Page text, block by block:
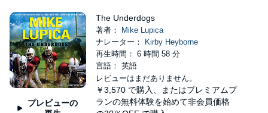
プレビューの
The Underdogs
著者：
Mike Lupica
ナレーター：
Kirby Heyborne
再生時間： 6 時間 58 分
言語： 英語
レビューはまだありません。
￥3,570 で購入、またはプレミアムプ
ランの無料体験を始めて非会員価格